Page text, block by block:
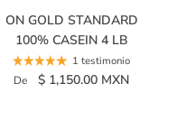
ON GOLD STANDARD
100% CASEIN 4 LB
1 testimonio
De $ 1,150.00 MXN